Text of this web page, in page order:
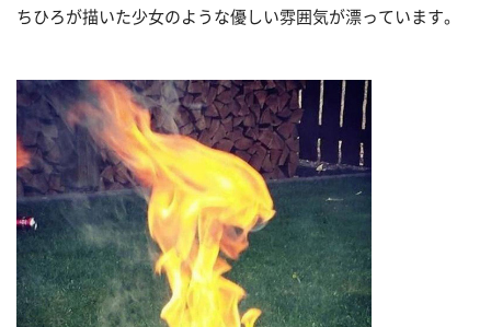
ちひろが描いた少女のような優しい雰囲気が漂っています。